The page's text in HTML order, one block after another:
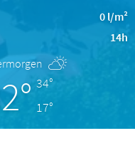
0 l/m²
14h
34°
17°